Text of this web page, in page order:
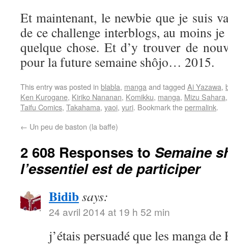
Et maintenant, le newbie que je suis
de ce challenge interblogs, au moins
quelque chose. Et d’y trouver de
pour la future semaine shôjo… 2015.
This entry was posted in blabla, mangaand tagged Ai Yazawa,
Ken Kurogane, Kiriko Nananan, Komikku, manga, Mizu Sahara
Taifu Comics, Takahama, yaoi, yuri. Bookmark thepermalink.
← Un peu de baston (la baffe)
2 608 Responses to Semaine
l’essentiel est de participer
Bidibsays:
24 avril 2014 at 19 h 52 min
j’étais persuadé que les manga